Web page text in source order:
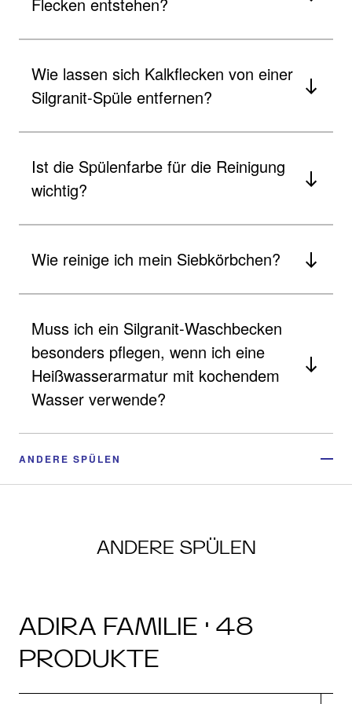
Flecken entstehen?
Wie lassen sich Kalkflecken von einer
Silgranit-Spüle entfernen?
Ist die Spülenfarbe für die Reinigung
wichtig?
Wie reinige ich mein Siebkörbchen?
Muss ich ein Silgranit-Waschbecken
besonders pflegen, wenn ich eine
Heißwasserarmatur mit kochendem
Wasser verwende?
ANDERE SPÜLEN
ANDERE SPÜLEN
ADIRA FAMILIE · 48
PRODUKTE